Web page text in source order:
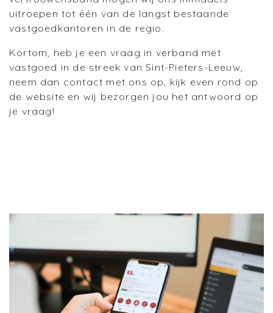
uitroepen tot één van de langst bestaande
vastgoedkantoren in de regio.
Kortom, heb je een vraag in verband met
vastgoed in de streek van Sint-Pieters-Leeuw,
neem dan contact met ons op, kijk even rond op
de website en wij bezorgen jou het antwoord op
je vraag!